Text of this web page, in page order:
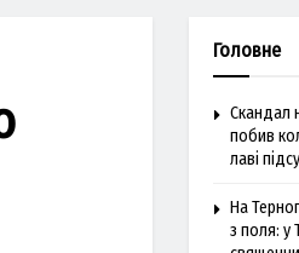
Головне
Скандал
побив
лаві
На
з поля: у